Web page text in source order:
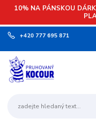
10% NA PÁNSKOU
+420 777 695 871